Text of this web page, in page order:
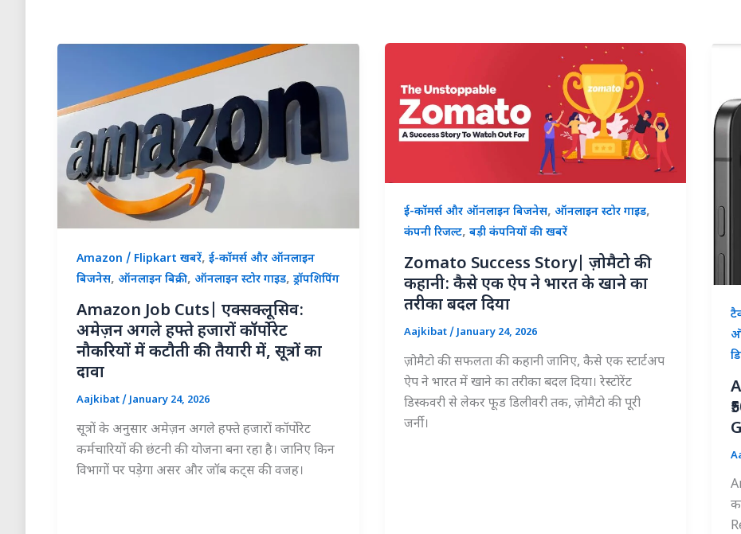
Amazon / Flipkart खबरें, ई-कॉमर्स और ऑनलाइन
बिजनेस, ऑनलाइन बिक्री, ऑनलाइन स्टोर गाइड, ड्रॉपशिपिंग
Amazon Job Cuts| एक्सक्लूसिव:
अमेज़न अगले हफ्ते हजारों कॉर्पोरेट
नौकरियों में कटौती की तैयारी में, सूत्रों का
दावा
Aajkibat/January 24, 2026
सूत्रों के अनुसार अमेज़न अगले हफ्ते हजारों कॉर्पोरेट
कर्मचारियों की छंटनी की योजना बना रहा है। जानिए किन
विभागों पर पड़ेगा असर और जॉब कट्स की वजह।
ई-कॉमर्स और ऑनलाइन बिजनेस, ऑनलाइन स्टोर गाइड,
कंपनी रिजल्ट, बड़ी कंपनियों की खबरें
Zomato Success Story| ज़ोमैटो की
कहानी: कैसे एक ऐप ने भारत के खाने का
तरीका बदल दिया
Aajkibat/January 24, 2026
ज़ोमैटो की सफलता की कहानी जानिए, कैसे एक स्टार्टअप
ऐप ने भारत में खाने का तरीका बदल दिया। रेस्टोरेंट
डिस्कवरी से लेकर फूड डिलीवरी तक, ज़ोमैटो की पूरी
जर्नी।